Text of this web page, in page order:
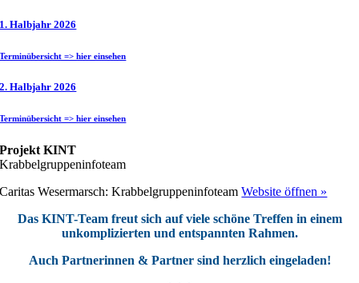
1. Halbjahr 2026
Terminübersicht => hier einsehen
2. Halbjahr 2026
Terminübersicht => hier einsehen
Projekt KINT
Krabbelgruppeninfoteam
Caritas Wesermarsch: Krabbelgruppeninfoteam Website öffnen »
Das KINT-Team freut sich auf viele schöne Treffen in einem
unkomplizierten und entspannten Rahmen.
Auch Partnerinnen & Partner sind herzlich eingeladen!